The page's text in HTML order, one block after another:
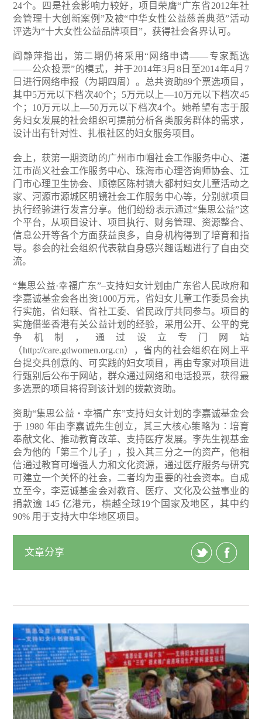
24个。四是社会影响力较好，项目荣膺“广东省2012年社
会管理十大创新案例”及被“中华女性公益慈善典范”活动
评选为“十大女性公益品牌项目”，获得社会各界认可。
阎静萍指出，第二期仍将采用“网络申请——专家甄选
——公众投票”的模式，并于2014年3月8日至2014年4月7
日进行网络申报（为期四周）。总共资助89个票选项目，
其中5万元以下档次40个；5万元以上—10万元以下档次45
个；10万元以上—50万元以下档次4个。她希望有志于服
务妇女发展的社会组织可提前分析各类服务群体的需求，
设计出有针对性、扎根社区的妇女服务项目。
会上，获第一期资助的广州市巾帼社会工作服务中心、湛
江市尚义社会工作服务中心、珠海市心理咨询师协会、江
门市心理卫生协会、顺德区陈村镇大都村妇女儿童活动之
家、河源市源城区明镜社会工作服务中心等，分别就项目
执行经验进行发言分享。他们纷纷表示通过“集思公益”这
个平台，从项目设计、项目执行、财务管理、资源整合、
信息公开等各个方面获益良多，自身机构得到了培育和指
导。参会的社会组织代表就自身感兴趣话题进行了自由交
流。
“集思公益·幸福广东”–支持妇女计划由广东省人民政府和
李嘉诚基金会各出资1000万元，省妇女儿童工作委员会执
行实施，省妇联、省社工委、省民政厅共同参与。项目的
实施借鉴香港有关公益计划的经验，采用公开、公平的竞
争机制，通过设立专门网站
（http://care.gdwomen.org.cn），省内的社会组织在网上平
台提交具创意的、可实践的妇女项目，再由专家对项目进
行甄别后公布于网站，群众通过网络和电话投票，获得最
多选票的项目将得到该计划的拨款资助。
资助“集思公益‧幸福广东”支持妇女计划的李嘉诚基金会
于 1980 年由李嘉诚先生创立，其三大核心策略为︰培育
奉献文化、推动教育改革、支持医疗发展。李先生视基金
会为他的「第三个儿子」，投入其三分之一的资产，他相
信通过教育可增强人力和文化资源，通过医疗服务与研究
可建立一个关怀的社会，二者均为重要的社会资本。自成
立至今，李嘉诚基金会对教育、医疗、文化及公益事业的
捐款逾 145 亿港元，横越全球19个国家及地区，其中约
90% 用于支持大中华地区项目。
文章分享